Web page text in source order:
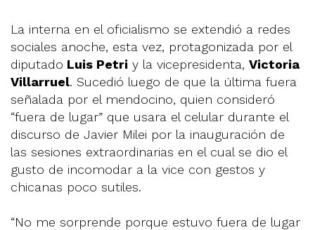
La interna en el oficialismo se extendió a redes
sociales anoche, esta vez, protagonizada por el
diputado Luis Petri y la vicepresidenta, Victoria
Villarruel. Sucedió luego de que la última fuera
señalada por el mendocino, quien consideró
“fuera de lugar” que usara el celular durante el
discurso de Javier Milei por la inauguración de
las sesiones extraordinarias en el cual se dio el
gusto de incomodar a la vice con gestos y
chicanas poco sutiles.
“No me sorprende porque estuvo fuera de lugar